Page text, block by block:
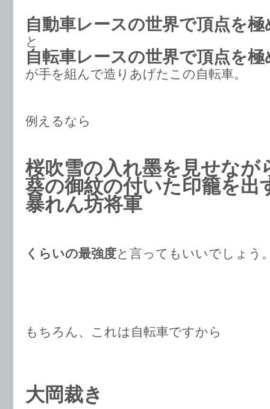
自動車レースの世界で頂点を
と
自転車レースの世界で頂点を
が手を組んで造りあげたこの自転車。
例えるなら
桜吹雪の入れ墨を見せなが
葵の御紋の付いた印籠を出
暴れん坊将軍
くらいの最強度と言ってもいいでしょう
もちろん、これは自転車ですから
大岡裁き